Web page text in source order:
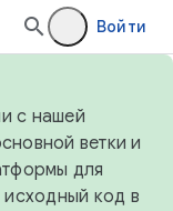
Войти
с нашей
ветки и
для
код в